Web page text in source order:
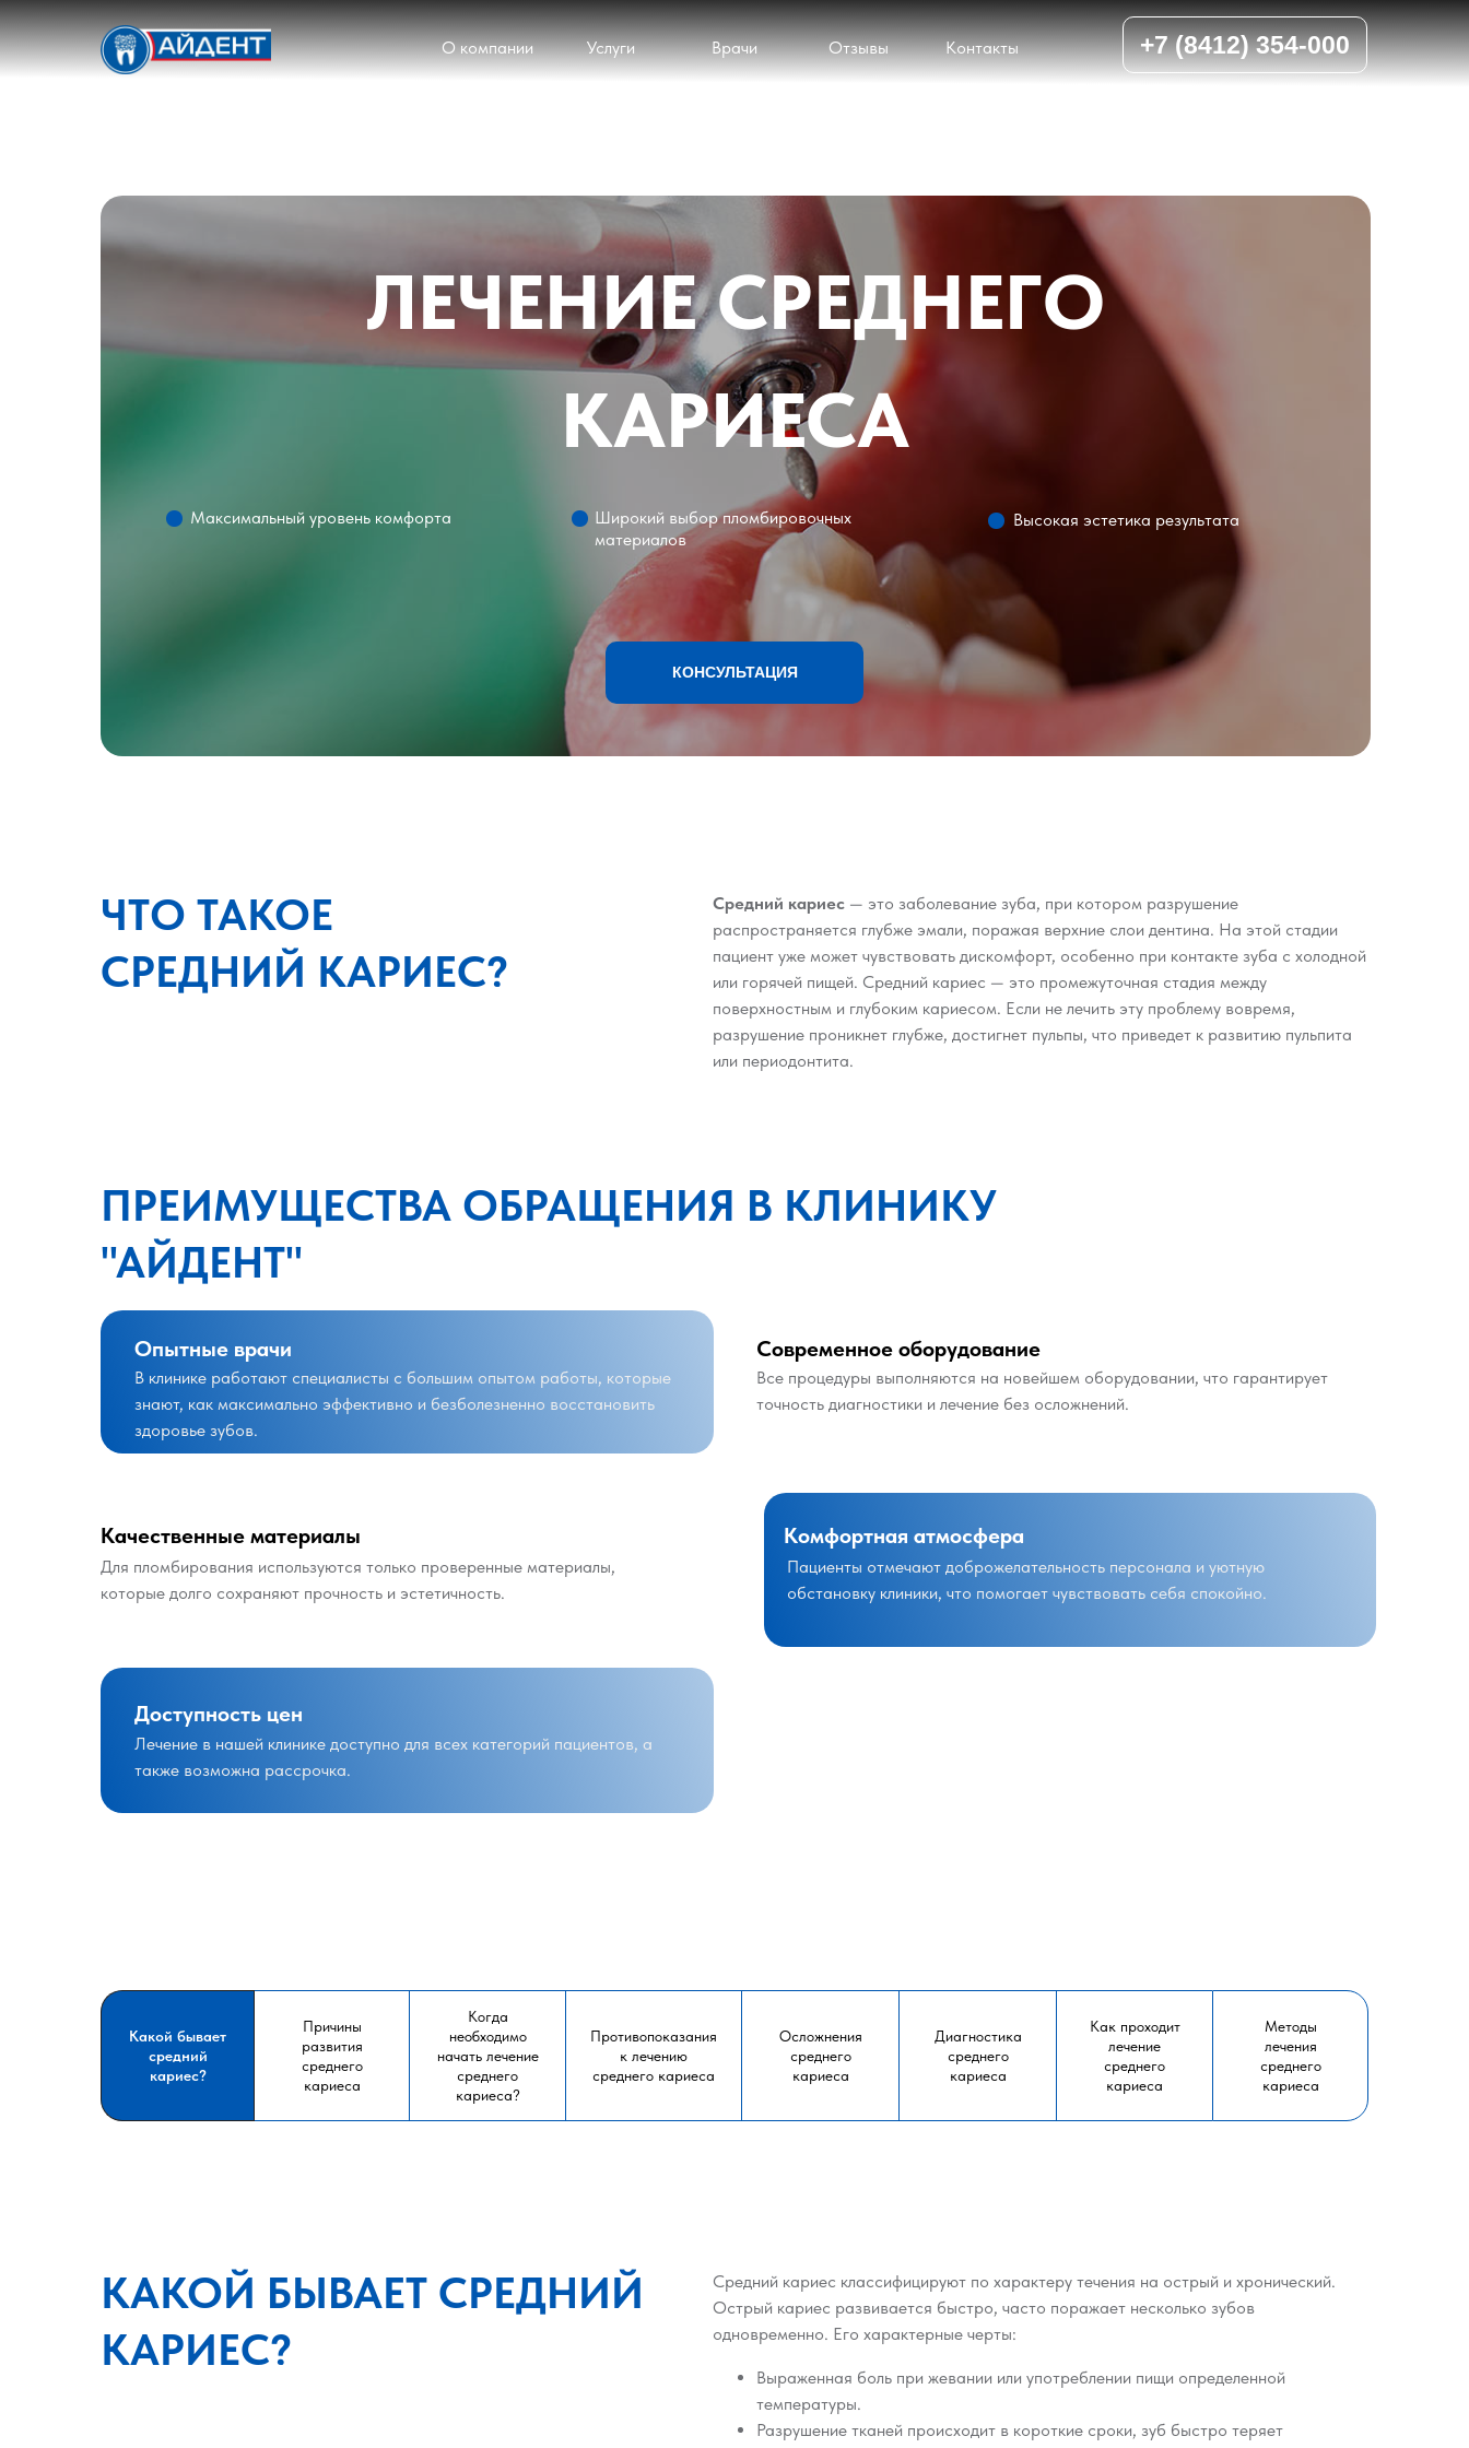
+7 (8412) 354-000
Услуги Врачи
О компании Контакты
Отзывы
ЛЕЧЕНИЕ СРЕДНЕГО
КАРИЕСА
КОНСУЛЬТАЦИЯ
Максимальный уровень комфорта
Широкий выбор пломбировочных
материалов
Высокая эстетика результата
ЧТО ТАКОЕ
СРЕДНИЙ КАРИЕС?
Средний кариес — это заболевание зуба, при котором разрушение
распространяется глубже эмали, поражая верхние слои дентина. На этой стадии
пациент уже может чувствовать дискомфорт, особенно при контакте зуба с холодной
или горячей пищей. Средний кариес — это промежуточная стадия между
поверхностным и глубоким кариесом. Если не лечить эту проблему вовремя,
разрушение проникнет глубже, достигнет пульпы, что приведет к развитию пульпита
или периодонтита.
ПРЕИМУЩЕСТВА ОБРАЩЕНИЯ В КЛИНИКУ
"АЙДЕНТ"
Опытные врачи
В клинике работают специалисты с большим опытом работы, которые
знают, как максимально эффективно и безболезненно восстановить
здоровье зубов.
Комфортная атмосфера
Пациенты отмечают доброжелательность персонала и уютную
обстановку клиники, что помогает чувствовать себя спокойно.
Современное оборудование
Все процедуры выполняются на новейшем оборудовании, что гарантирует
точность диагностики и лечение без осложнений.
Качественные материалы
Для пломбирования используются только проверенные материалы,
которые долго сохраняют прочность и эстетичность.
Доступность цен
Лечение в нашей клинике доступно для всех категорий пациентов, а
также возможна рассрочка.
Какой бывает
средний
кариес?
Причины
развития
среднего
кариеса
Когда
необходимо
начать лечение
среднего
кариеса?
Противопоказания
к лечению
среднего кариеса
Осложнения
среднего
кариеса
Диагностика
среднего
кариеса
Как проходит
лечение
среднего
кариеса
Методы
лечения
среднего
кариеса
КАКОЙ БЫВАЕТ СРЕДНИЙ
КАРИЕС?
Средний кариес классифицируют по характеру течения на острый и хронический.
Острый кариес развивается быстро, часто поражает несколько зубов
одновременно. Его характерные черты:
Выраженная боль при жевании или употреблении пищи определенной
температуры.
Разрушение тканей происходит в короткие сроки, зуб быстро теряет